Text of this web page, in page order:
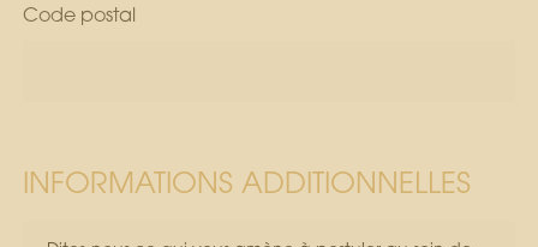
Code postal
INFORMATIONS ADDITIONNELLES